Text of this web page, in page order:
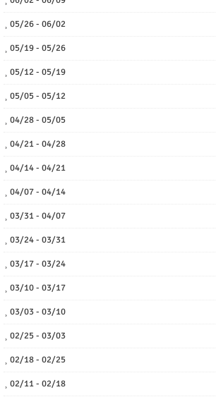
05/26 - 06/02
05/19 - 05/26
05/12 - 05/19
05/05 - 05/12
04/28 - 05/05
04/21 - 04/28
04/14 - 04/21
04/07 - 04/14
03/31 - 04/07
03/24 - 03/31
03/17 - 03/24
03/10 - 03/17
03/03 - 03/10
02/25 - 03/03
02/18 - 02/25
02/11 - 02/18